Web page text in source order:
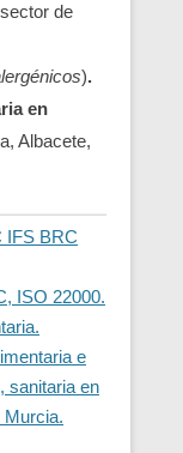
de
).
en
Albacete,
IFS BRC
ISO 22000.
e
sanitaria en
Murcia.